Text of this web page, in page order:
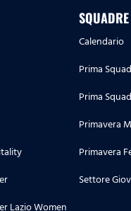
Lazio Women
SQUADRE
Calendario
Prima
Prima
Primavera
Primavera
Settore